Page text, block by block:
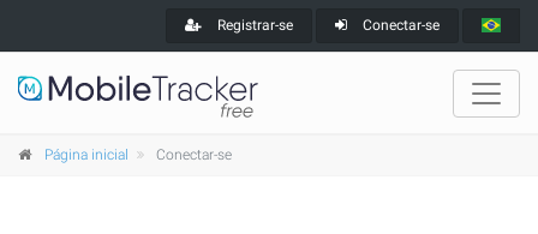
Registrar-se Conectar-se
Página inicial Conectar-se